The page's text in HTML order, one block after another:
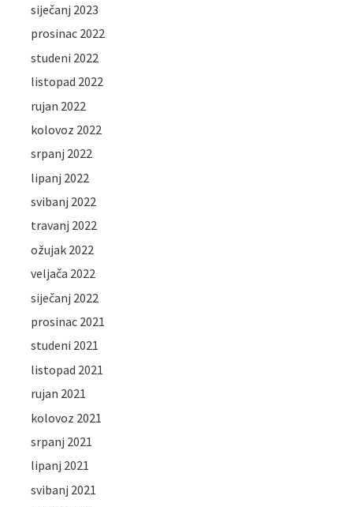
siječanj 2023
prosinac 2022
studeni 2022
listopad 2022
rujan 2022
kolovoz 2022
srpanj 2022
lipanj 2022
svibanj 2022
travanj 2022
ožujak 2022
veljača 2022
siječanj 2022
prosinac 2021
studeni 2021
listopad 2021
rujan 2021
kolovoz 2021
srpanj 2021
lipanj 2021
svibanj 2021